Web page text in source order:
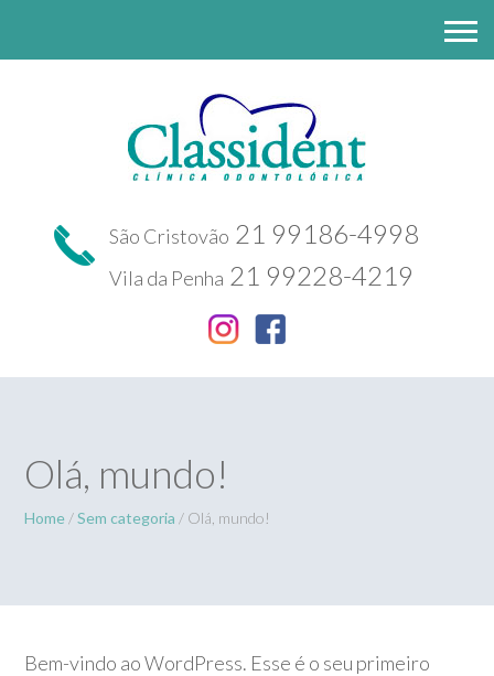
São Cristovão 21 99186-4998
Vila da Penha 21 99228-4219
Olá, mundo!
Home /Sem categoria / Olá, mundo!
Bem-vindo ao WordPress. Esse é o seu primeiro